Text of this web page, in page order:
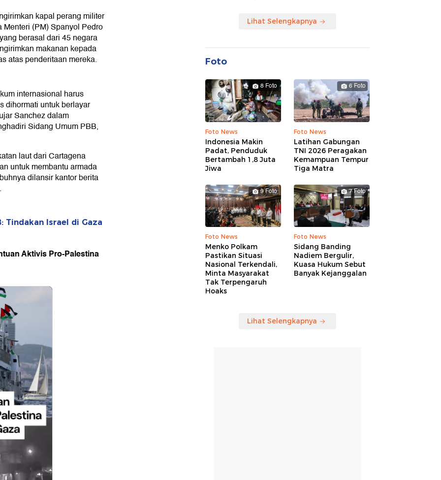
kapal perang militer
(PM) Spanyol Pedro
berasal dari 45 negara
makanan kepada
atas penderitaan mereka.
internasional harus
dihormati untuk berlayar
Sanchez dalam
Sidang Umum PBB,
laut dari Cartagena
untuk membantu armada
dilansir kantor berita
Tindakan Israel di Gaza
Aktivis Pro-Palestina
Lihat Selengkapnya
Foto
8 Foto
Foto News
Indonesia Makin
Padat, Penduduk
Bertambah 1,8 Juta
Jiwa
6 Foto
Foto News
Latihan Gabungan
TNI 2026 Peragakan
Kemampuan Tempur
Tiga Matra
9 Foto
Foto News
Menko Polkam
Pastikan Situasi
Nasional Terkendali,
Minta Masyarakat
Tak Terpengaruh
Hoaks
7 Foto
Foto News
Sidang Banding
Nadiem Bergulir,
Kuasa Hukum Sebut
Banyak Kejanggalan
Lihat Selengkapnya